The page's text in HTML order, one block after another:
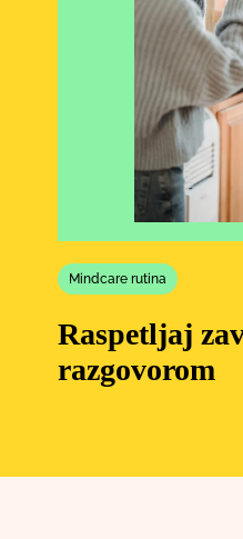
Mindcare rutina
Raspetljaj
razgovorom